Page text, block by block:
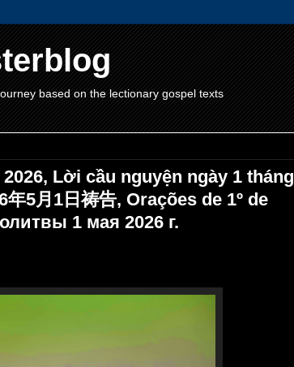
based on the lectionary gospel texts
Lời cầu nguyện ngày 1 tháng
年5月1日祷告, Orações de 1º de
1 мая 2026 г.